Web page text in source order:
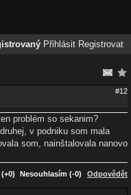
Přihlásit Registrovat
#12
problém so sekanim?
v podniku som mala
som, nainštalovala nanovo
Nesouhlasím (-0) Odpovědět